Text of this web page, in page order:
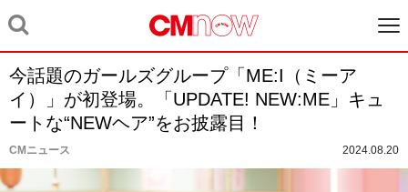
今話題のガールズグループ「ME:I（ミーア
イ）」が初登場。「UPDATE! NEW:ME」キュ
ートな“NEWヘア”をお披露目！
CMニュース 2024.08.20